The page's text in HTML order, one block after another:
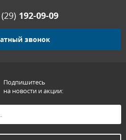
192-09-09
звонок
Подпишитесь
на новости и акции: